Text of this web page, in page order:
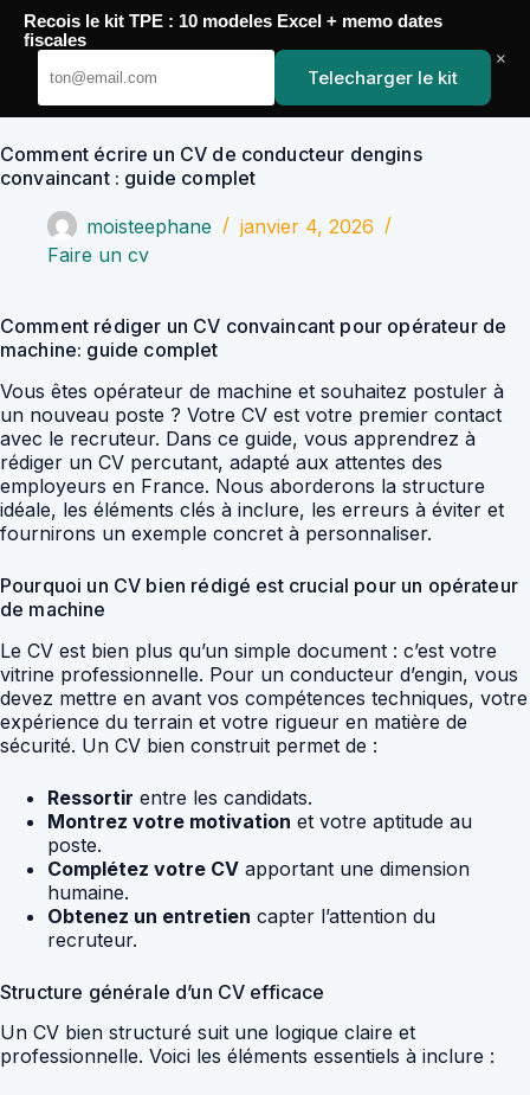
Passer
contenu
YoupiJobs
Comment écrire un CV de conducteur dengins
convaincant : guide complet
moisteephane
janvier 4, 2026
Faire un cv
Comment rédiger un CV convaincant pour opérateur de
machine: guide complet
Vous êtes opérateur de machine et souhaitez postuler à
un nouveau poste ? Votre CV est votre premier contact
avec le recruteur. Dans ce guide, vous apprendrez à
rédiger un CV percutant, adapté aux attentes des
employeurs en France. Nous aborderons la structure
idéale, les éléments clés à inclure, les erreurs à éviter et
fournirons un exemple concret à personnaliser.
Pourquoi un CV bien rédigé est crucial pour un opérateur
de machine
Le CV est bien plus qu’un simple document : c’est votre
vitrine professionnelle. Pour un conducteur d’engin, vous
devez mettre en avant vos compétences techniques, votre
expérience du terrain et votre rigueur en matière de
sécurité. Un CV bien construit permet de :
Ressortir entre les candidats.
Montrez votre motivation et votre aptitude au
poste.
Complétez votre CV apportant une dimension
humaine.
Obtenez un entretien capter l’attention du
recruteur.
Structure générale d’un CV efficace
Un CV bien structuré suit une logique claire et
professionnelle. Voici les éléments essentiels à inclure :
Recois le kit TPE : 10 modeles Excel + memo dates
fiscales
Telecharger le kit
×